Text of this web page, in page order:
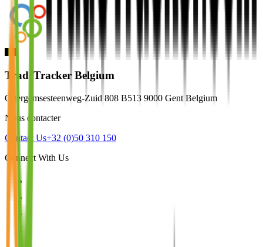
TradeTracker Belgium
Ottergemsesteenweg-Zuid 808 B513 9000 Gent Belgium
Nous contacter
Contact Us+32 (0)50 310 150
Connect With Us